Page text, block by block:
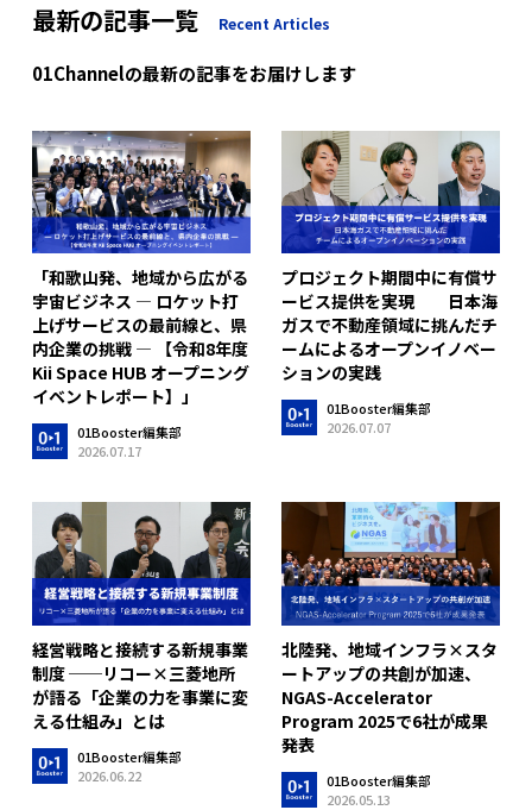
最新の記事一覧 Recent Articles
01Channelの最新の記事をお届けします
「和歌山発、地域から広がる
宇宙ビジネス ― ロケット打
上げサービスの最前線と、県
内企業の挑戦 ― 【令和8年度
Kii Space HUB オープニング
イベントレポート】」
01Booster編集部
2026.07.17
プロジェクト期間中に有償サ
ービス提供を実現 日本海
ガスで不動産領域に挑んだチ
ームによるオープンイノベー
ションの実践
01Booster編集部
2026.07.07
経営戦略と接続する新規事業
制度 ──リコー×三菱地所
が語る「企業の力を事業に変
える仕組み」とは
01Booster編集部
2026.06.22
北陸発、地域インフラ×スタ
ートアップの共創が加速、
NGAS-Accelerator
Program 2025で6社が成果
発表
01Booster編集部
2026.05.13